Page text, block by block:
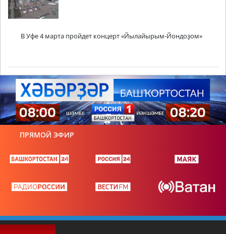
В Уфе 4 марта пройдет концерт «Йылайырым-Йондоҙом»
ПРЯМОЙ ЭФИР